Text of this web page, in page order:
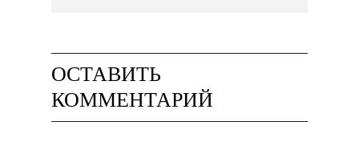
ОСТАВИТЬ
КОММЕНТАРИЙ